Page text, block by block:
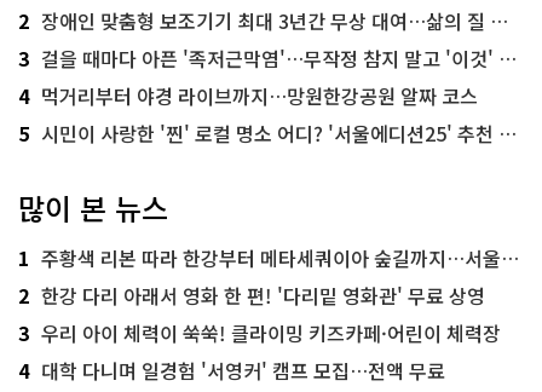
2 장애인 맞춤형 보조기기 최대 3년간 무상 대여…삶의 질 높인다
3 걸을 때마다 아픈 '족저근막염'…무작정 참지 말고 '이것' 해보세요!
4 먹거리부터 야경 라이브까지…망원한강공원 알짜 코스
5 시민이 사랑한 '찐' 로컬 명소 어디? '서울에디션25' 추천 코스
많이 본 뉴스
1 주황색 리본 따라 한강부터 메타세쿼이아 숲길까지…서울둘레길 15코스
2 한강 다리 아래서 영화 한 편! '다리밑 영화관' 무료 상영
3 우리 아이 체력이 쑥쑥! 클라이밍 키즈카페·어린이 체력장
4 대학 다니며 일경험 '서영커' 캠프 모집…전액 무료